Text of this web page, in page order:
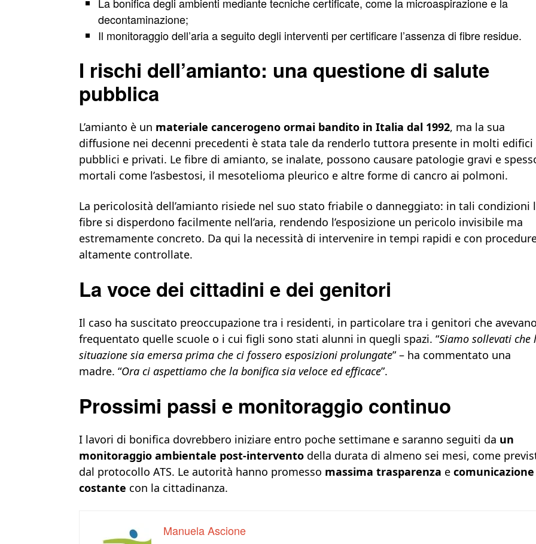
La bonifica degli ambienti mediante tecniche certificate, come la microaspirazione e la
decontaminazione;
Il monitoraggio dell’aria a seguito degli interventi per certificare l’assenza di fibre residue.
I rischi dell’amianto: una questione di salute
pubblica
L’amianto è un materiale cancerogeno ormai bandito in Italia dal 1992, ma la sua
diffusione nei decenni precedenti è stata tale da renderlo tuttora presente in molti edifici
pubblici e privati. Le fibre di amianto, se inalate, possono causare patologie gravi e
mortali come l’asbestosi, il mesotelioma pleurico e altre forme di cancro ai polmoni.
La pericolosità dell’amianto risiede nel suo stato friabile o danneggiato: in tali condizioni
fibre si disperdono facilmente nell’aria, rendendo l’esposizione un pericolo invisibile ma
estremamente concreto. Da qui la necessità di intervenire in tempi rapidi e con
altamente controllate.
La voce dei cittadini e dei genitori
Il caso ha suscitato preoccupazione tra i residenti, in particolare tra i genitori che
frequentato quelle scuole o i cui figli sono stati alunni in quegli spazi. “Siamo sollevati che
situazione sia emersa prima che ci fossero esposizioni prolungate” – ha commentato una
madre. “Ora ci aspettiamo che la bonifica sia veloce ed efficace”.
Prossimi passi e monitoraggio continuo
I lavori di bonifica dovrebbero iniziare entro poche settimane e saranno seguiti da un
monitoraggio ambientale post-intervento della durata di almeno sei mesi, come
dal protocollo ATS. Le autorità hanno promesso massima trasparenza e comunicazione
costante con la cittadinanza.
Manuela Ascione